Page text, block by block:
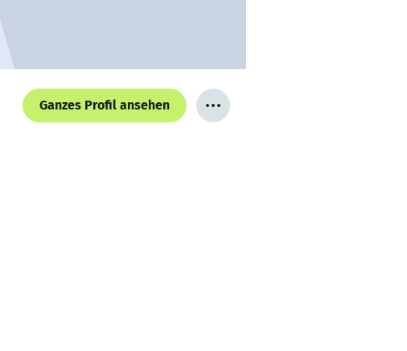
Ganzes Profil ansehen